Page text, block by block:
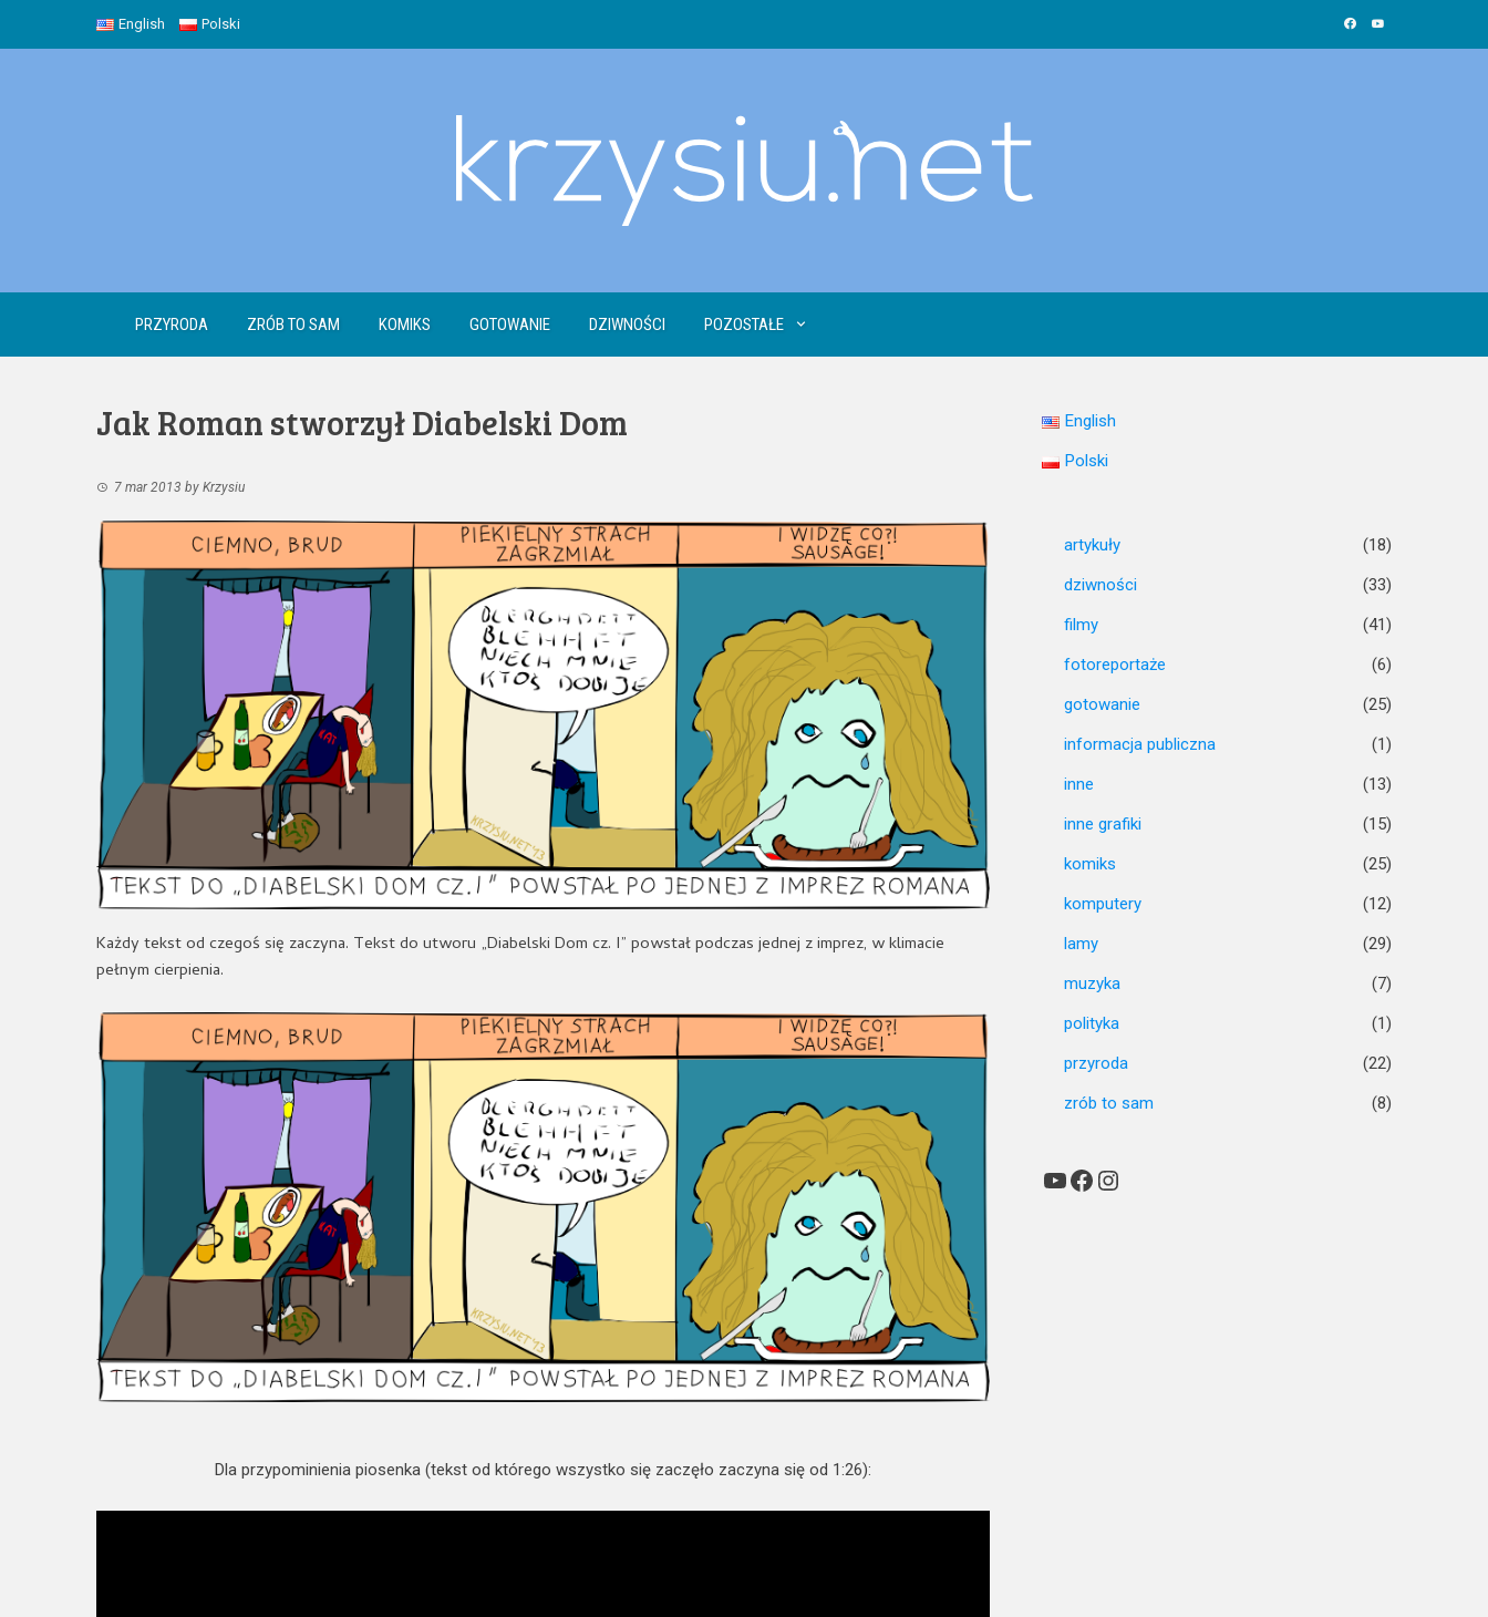
English Polski
PRZYRODA ZRÓB TO SAM KOMIKS GOTOWANIE DZIWNOŚCI POZOSTAŁE
Jak Roman stworzył Diabelski Dom
7 mar 2013 by Krzysiu
Każdy tekst od czegoś się zaczyna. Tekst do utworu „Diabelski Dom cz. I” powstał podczas jednej z imprez, w klimacie
pełnym cierpienia.
Dla przypominienia piosenka (tekst od którego wszystko się zaczęło zaczyna się od 1:26):
English
Polski
artykuły
(18)
dziwności
(33)
filmy
(41)
fotoreportaże
(6)
gotowanie
(25)
informacja publiczna
(1)
inne
(13)
inne grafiki
(15)
komiks
(25)
komputery
(12)
lamy
(29)
muzyka
(7)
polityka
(1)
przyroda
(22)
zrób to sam
(8)
YouTube
Facebook
Instagram